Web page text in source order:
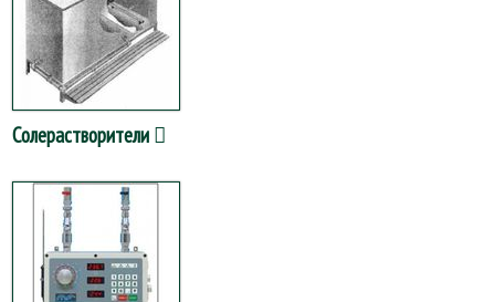
Солерастворители